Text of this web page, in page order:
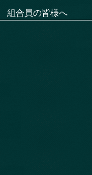
組合員の皆様へ